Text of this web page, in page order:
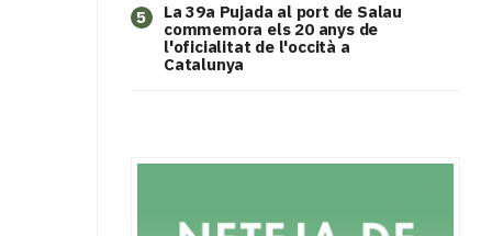
5
​La 39a Pujada al port de Salau
commemora els 20 anys de
l'oficialitat de l'occità a
Catalunya